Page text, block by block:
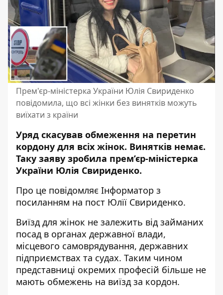
Прем'єр-міністерка України Юлія Свириденко
повідомила, що всі жінки без винятків можуть
виїхати з країни
Уряд скасував обмеження на перетин
кордону для всіх жінок. Винятків немає.
Таку заяву зробила прем’єр-міністерка
України Юлія Свириденко.
Про це повідомляє Інформатор з
посиланням на пост Юлїї Свириденко.
Виїзд для жінок не залежить від займаних
посад в органах державної влади,
місцевого самоврядування, державних
підприємствах та судах. Таким чином
представниці окремих професій більше не
мають обмежень на виїзд за кордон.